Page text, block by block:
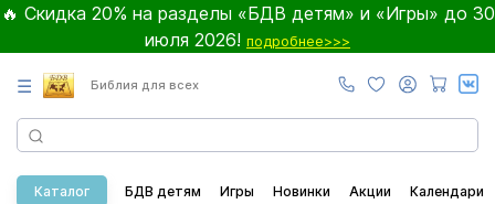
🔥 Скидка 20% на разделы «БДВ детям» и «Игры» до 30
июля 2026! подробнее>>>
☰ Библия для всех
Каталог БДВ детям Игры Новинки Акции Календари